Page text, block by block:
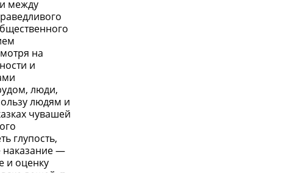
между
на
и
люди,
людям и
чувашей
глупость,
наказание —
и оценку